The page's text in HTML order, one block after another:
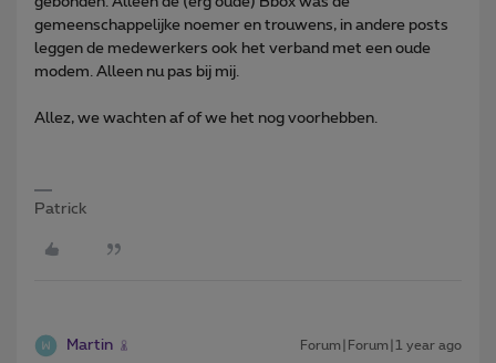
gemeenschappelijke noemer en trouwens, in andere posts
leggen de medewerkers ook het verband met een oude
modem. Alleen nu pas bij mij.
Allez, we wachten af of we het nog voorhebben.
Patrick
Martin Forum|Forum|1 year ago